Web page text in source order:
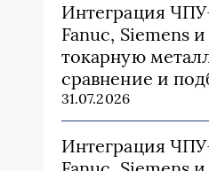
Интеграция
Fanuc, Siemens и
токарную
сравнение и
31.07.2026
Интеграция